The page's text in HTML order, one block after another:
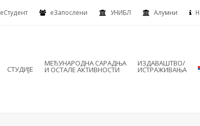
eСтудент еЗапослени УНИБЛ Алумни
СТУДИЈЕ
МЕЂУНАРОДНА САРАДЊА
И ОСТАЛЕ АКТИВНОСТИ
ИЗДАВАШТВО/
ИСТРАЖИВАЊА